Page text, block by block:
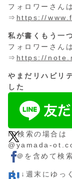
フォロワーさん
⇒ https://
私が書くもう一
フォロワーさん
⇒ https://
やまだリハビリ
した
ID検索の場合は
@yamada-
（＠を含めて検
【↓↓週末にゆっ